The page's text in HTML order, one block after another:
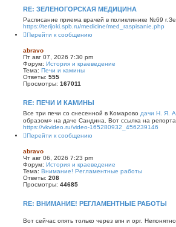
RE: ЗЕЛЕНОГОРСКАЯ МЕДИЦИНА
Расписание приема врачей в поликлинике №69
https://terijoki.spb.ru/medicine/med_raspisanie.php
Перейти к сообщению
abravo
Пт авг 07, 2026 7:30 pm
Форум: История и краеведение
Тема: Печи и камины
Ответы: 555
Просмотры: 167011
RE: ПЕЧИ И КАМИНЫ
Все три печи со снесенной в Комарово дачи Н. Я.
образом» на даче Сандина. Вот ссылка на
https://vkvideo.ru/video-165280932_456239146
Перейти к сообщению
abravo
Чт авг 06, 2026 7:23 pm
Форум: История и краеведение
Тема: Внимание! Регламентные работы
Ответы: 208
Просмотры: 44685
RE: ВНИМАНИЕ! РЕГЛАМЕНТНЫЕ РАБОТЫ
Вот сейчас опять только через впн и орг.